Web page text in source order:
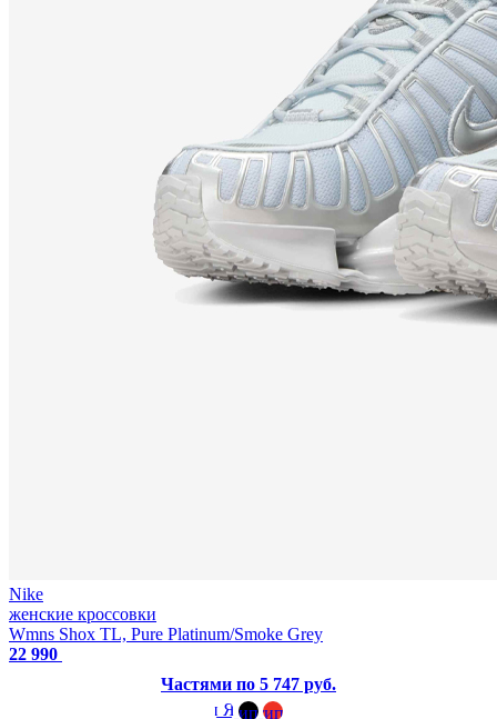
Nike
женские кроссовки
Wmns Shox TL, Pure Platinum/Smoke Grey
22 990
Частями по 5 747 руб.